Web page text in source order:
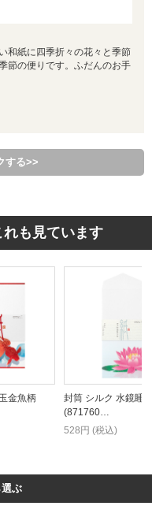
和紙に四季折々の花々と季節
節の便りです。ふだんのお手
する>>
も見ています
金魚柄
封筒 シルク 水鏡睡
(871760…
528円 (税込)
ぶ